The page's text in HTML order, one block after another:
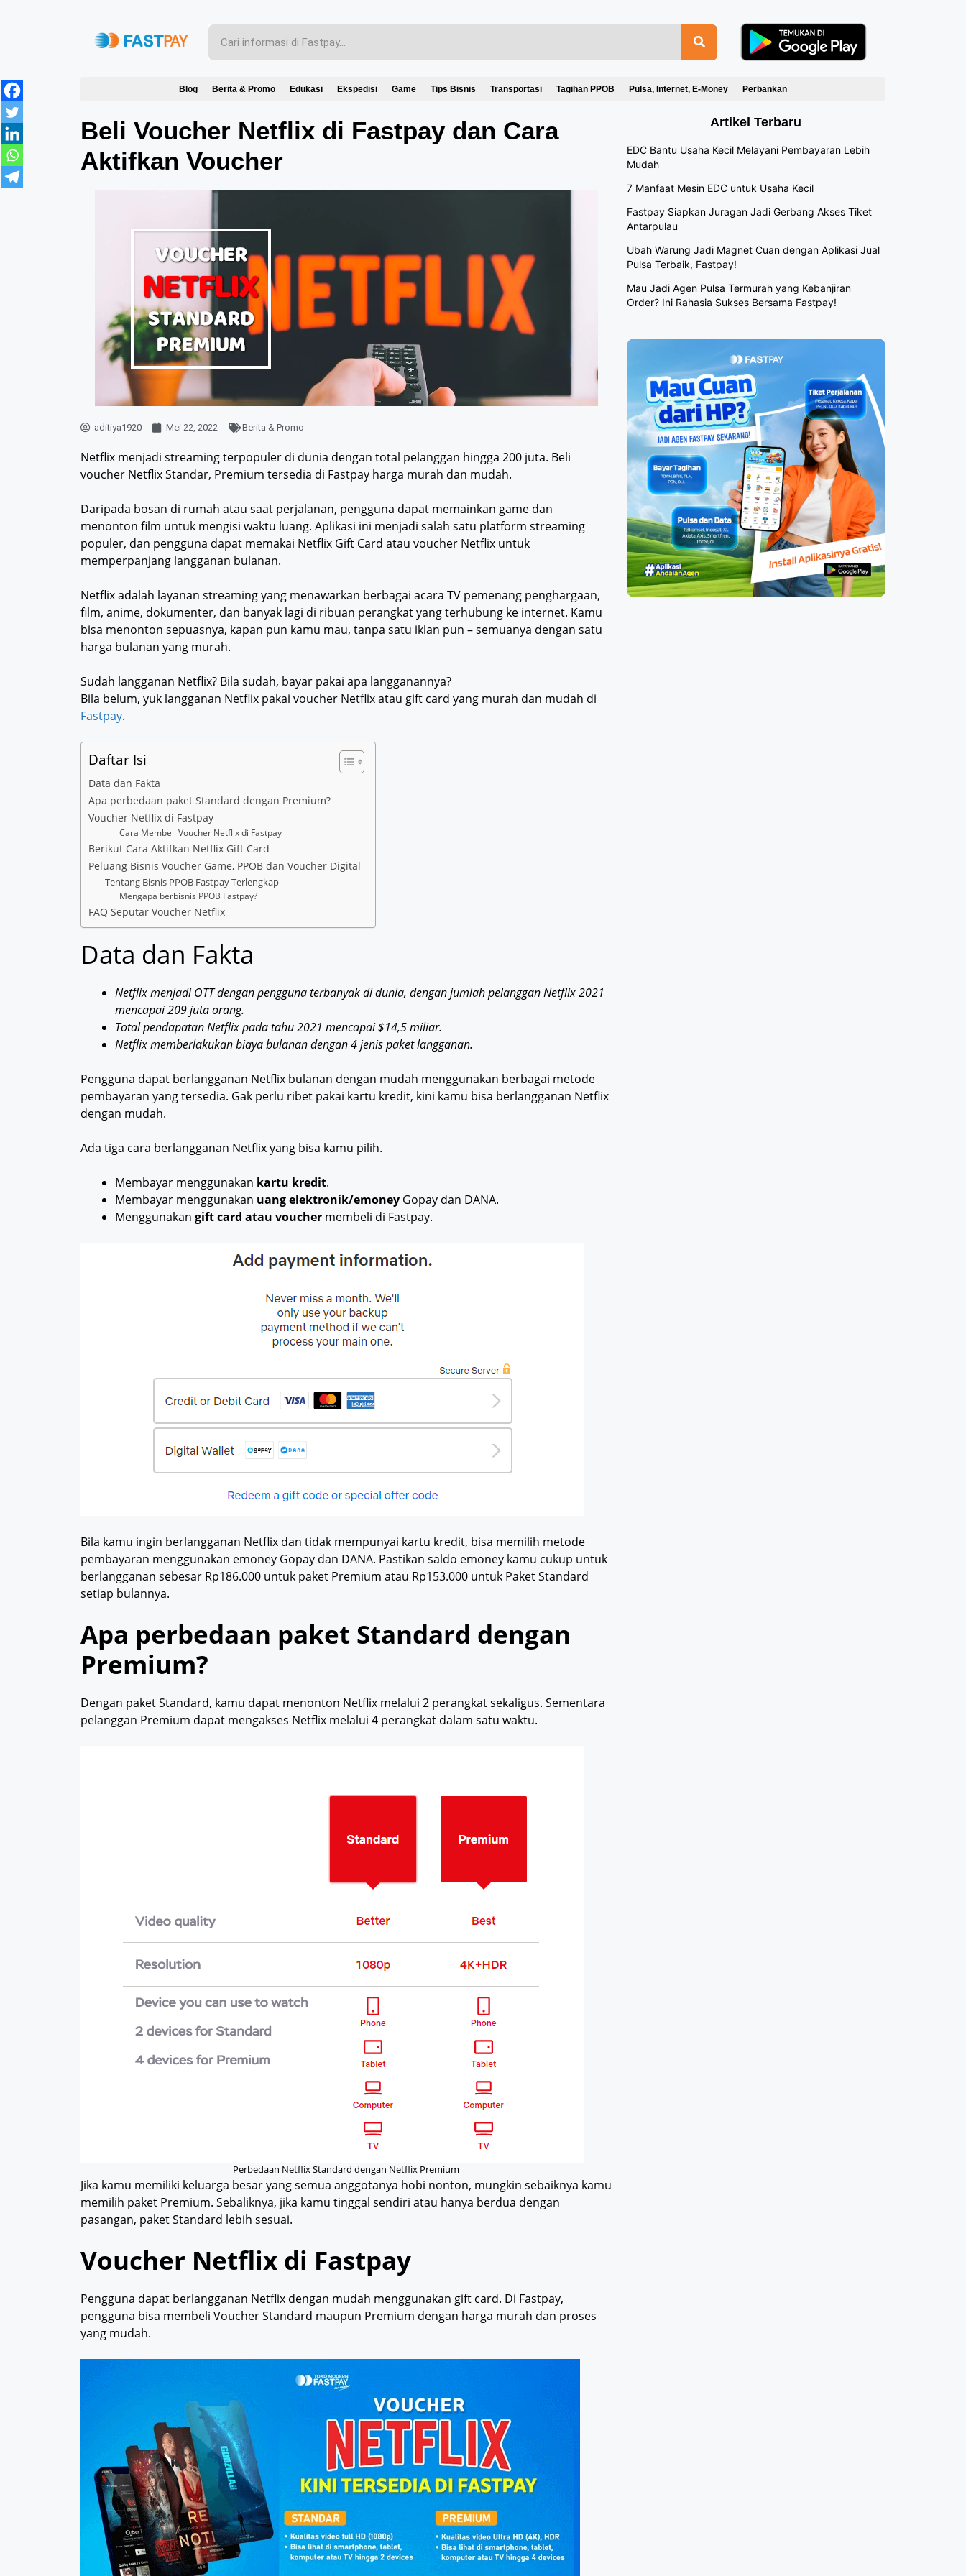
Blog Berita & Promo Edukasi Ekspedisi Game Tips Bisnis Transportasi Tagihan PPOB Pulsa, Internet, E-Money Perbankan
Beli Voucher Netflix di Fastpay dan Cara
Aktifkan Voucher
aditiya1920 Mei 22, 2022 Berita & Promo
Netflix menjadi streaming terpopuler di dunia dengan total pelanggan hingga 200 juta. Beli
voucher Netflix Standar, Premium tersedia di Fastpay harga murah dan mudah.
Daripada bosan di rumah atau saat perjalanan, pengguna dapat memainkan game dan
menonton film untuk mengisi waktu luang. Aplikasi ini menjadi salah satu platform streaming
populer, dan pengguna dapat memakai Netflix Gift Card atau voucher Netflix untuk
memperpanjang langganan bulanan.
Netflix adalah layanan streaming yang menawarkan berbagai acara TV pemenang penghargaan,
film, anime, dokumenter, dan banyak lagi di ribuan perangkat yang terhubung ke internet. Kamu
bisa menonton sepuasnya, kapan pun kamu mau, tanpa satu iklan pun – semuanya dengan satu
harga bulanan yang murah.
Sudah langganan Netflix? Bila sudah, bayar pakai apa langganannya?
Bila belum, yuk langganan Netflix pakai voucher Netflix atau gift card yang murah dan mudah di
Fastpay.
Daftar Isi
Data dan Fakta
Apa perbedaan paket Standard dengan Premium?
Voucher Netflix di Fastpay
Cara Membeli Voucher Netflix di Fastpay
Berikut Cara Aktifkan Netflix Gift Card
Peluang Bisnis Voucher Game, PPOB dan Voucher Digital
Tentang Bisnis PPOB Fastpay Terlengkap
Mengapa berbisnis PPOB Fastpay?
FAQ Seputar Voucher Netflix
Data dan Fakta
Netflix menjadi OTT dengan pengguna terbanyak di dunia, dengan jumlah pelanggan Netflix 2021
mencapai 209 juta orang.
Total pendapatan Netflix pada tahu 2021 mencapai $14,5 miliar.
Netflix memberlakukan biaya bulanan dengan 4 jenis paket langganan.
Pengguna dapat berlangganan Netflix bulanan dengan mudah menggunakan berbagai metode
pembayaran yang tersedia. Gak perlu ribet pakai kartu kredit, kini kamu bisa berlangganan Netflix
dengan mudah.
Ada tiga cara berlangganan Netflix yang bisa kamu pilih.
Membayar menggunakan kartu kredit.
Membayar menggunakan uang elektronik/emoney Gopay dan DANA.
Menggunakan gift card atau voucher membeli di Fastpay.
Bila kamu ingin berlangganan Netflix dan tidak mempunyai kartu kredit, bisa memilih metode
pembayaran menggunakan emoney Gopay dan DANA. Pastikan saldo emoney kamu cukup untuk
berlangganan sebesar Rp186.000 untuk paket Premium atau Rp153.000 untuk Paket Standard
setiap bulannya.
Apa perbedaan paket Standard dengan
Premium?
Dengan paket Standard, kamu dapat menonton Netflix melalui 2 perangkat sekaligus. Sementara
pelanggan Premium dapat mengakses Netflix melalui 4 perangkat dalam satu waktu.
Perbedaan Netflix Standard dengan Netflix Premium
Jika kamu memiliki keluarga besar yang semua anggotanya hobi nonton, mungkin sebaiknya kamu
memilih paket Premium. Sebaliknya, jika kamu tinggal sendiri atau hanya berdua dengan
pasangan, paket Standard lebih sesuai.
Voucher Netflix di Fastpay
Pengguna dapat berlangganan Netflix dengan mudah menggunakan gift card. Di Fastpay,
pengguna bisa membeli Voucher Standard maupun Premium dengan harga murah dan proses
yang mudah.
Artikel Terbaru
EDC Bantu Usaha Kecil Melayani Pembayaran Lebih
Mudah
7 Manfaat Mesin EDC untuk Usaha Kecil
Fastpay Siapkan Juragan Jadi Gerbang Akses Tiket
Antarpulau
Ubah Warung Jadi Magnet Cuan dengan Aplikasi Jual
Pulsa Terbaik, Fastpay!
Mau Jadi Agen Pulsa Termurah yang Kebanjiran
Order? Ini Rahasia Sukses Bersama Fastpay!